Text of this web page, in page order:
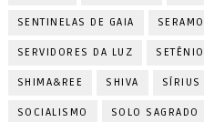
SENTINELAS DE GAIA
SERVIDORES DA LUZ
SHIMA&REE SHIVA SÍRIUS
SOCIALISMO SOLO SAGRADO